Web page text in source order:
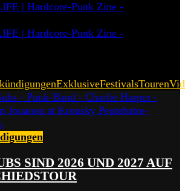
ExklusiveFestivalsTouren
SIND 2026 UND 2027 AUF